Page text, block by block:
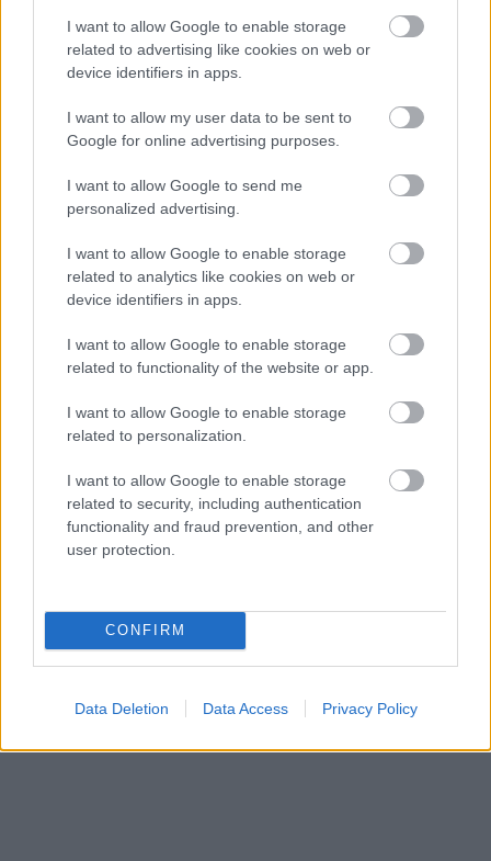
I want to allow Google to enable storage
related to advertising like cookies on web or
device identifiers in apps.
I want to allow my user data to be sent to
Google for online advertising purposes.
I want to allow Google to send me
personalized advertising.
I want to allow Google to enable storage
related to analytics like cookies on web or
device identifiers in apps.
I want to allow Google to enable storage
related to functionality of the website or app.
I want to allow Google to enable storage
related to personalization.
I want to allow Google to enable storage
related to security, including authentication
functionality and fraud prevention, and other
user protection.
CONFIRM
Data Deletion Data Access Privacy Policy
Μείνε Αύγουστο στην Αθήνα κι άσε τους
PODCASTS
«Εγώ είμαι η ανάπηρη, αυτοί είναι οι μ***ες» –
Η Maria Rolls χωρίς φίλτρο